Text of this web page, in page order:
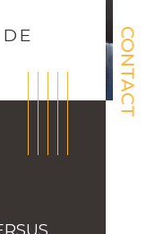
CONTACT